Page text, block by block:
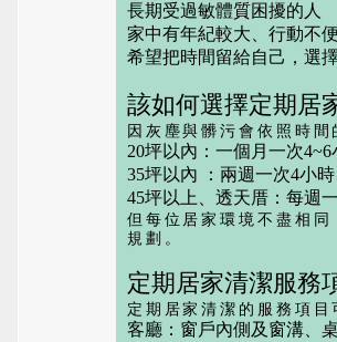
長期受過敏體質困擾的人
家中有年紀較大、行動不
希望把時間留給自己，選
該如何選擇定期居
因灰塵與髒污會依照時間
20坪以內： 一個月一次4~6
35坪以內 ： 兩週一次4小
45坪以上、透天厝： 每週
但每位居家環境不盡相
規劃。
定期居家清潔服務
定期居家清潔的服務項目
客廳：窗戶內側及窗溝、